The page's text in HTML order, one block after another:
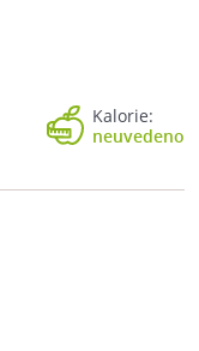
Kalorie:
neuvedeno